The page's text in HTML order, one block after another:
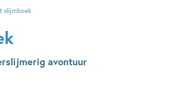
slijmboek
avontuur